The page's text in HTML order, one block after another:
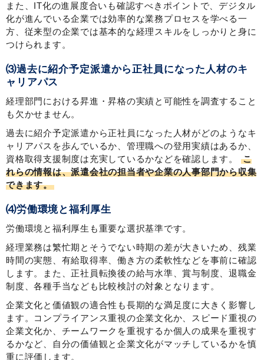
また、IT化の進展度合いも確認すべきポイントで、デジタル
化が進んでいる企業では効率的な業務プロセスを学べる一
方、従来型の企業では基本的な経理スキルをしっかりと身に
つけられます。
⑶過去に紹介予定派遣から正社員になった人材のキ
ャリアパス
経理部門における昇進・昇格の実績と可能性を調査すること
も欠かせません。
過去に紹介予定派遣から正社員になった人材がどのようなキ
ャリアパスを歩んでいるか、管理職への登用実績はあるか、
資格取得支援制度は充実しているかなどを確認します。
こ
れらの情報は、派遣会社の担当者や企業の人事部門から収集
できます。
⑷労働環境と福利厚生
労働環境と福利厚生も重要な選択基準です。
経理業務は繁忙期とそうでない時期の差が大きいため、残業
時間の実態、有給取得率、働き方の柔軟性などを事前に確認
します。また、正社員転換後の給与水準、賞与制度、退職金
制度、各種手当なども比較検討の対象となります。
企業文化と価値観の適合性も長期的な満足度に大きく影響し
ます。コンプライアンス重視の企業文化か、スピード重視の
企業文化か、チームワークを重視するか個人の成果を重視す
るかなど、自分の価値観と企業文化がマッチしているかを慎
重に評価します。